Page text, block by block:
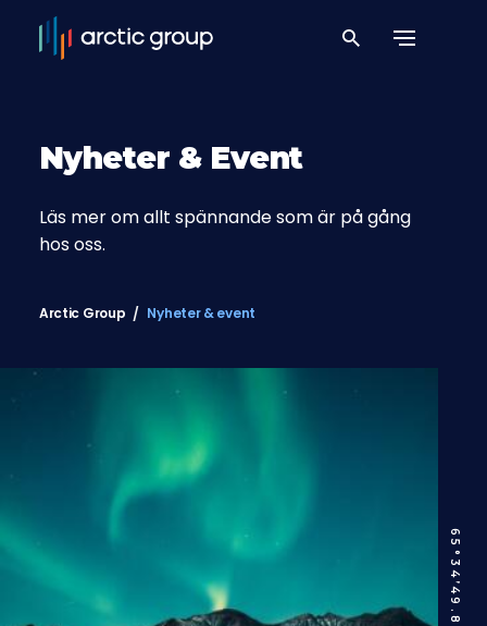
Nyheter & Event
Läs mer om allt spännande som är på gång
hos oss.
Arctic Group Nyheter & event
65°34’49.8″N